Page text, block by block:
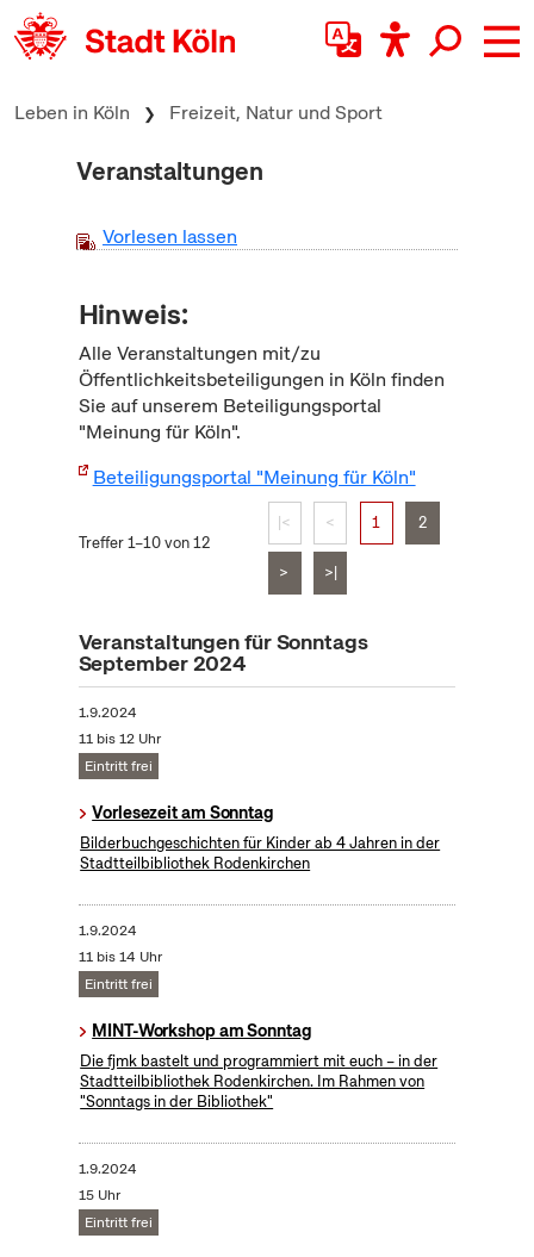
zum Inhalt springen
Leben in Köln Freizeit, Natur und Sport
Veranstaltungen
Vorlesen lassen
Hinweis:
Alle Veranstaltungen mit/zu
Öffentlichkeitsbeteiligungen in Köln finden
Sie auf unserem Beteiligungsportal
"Meinung für Köln".
Beteiligungsportal "Meinung für Köln"
Treffer 1–10 von 12
|< < 1 2
> >|
Veranstaltungen für Sonntags
September 2024
1.9.2024
11 bis 12 Uhr
Eintritt frei
Vorlesezeit am Sonntag
Bilderbuchgeschichten für Kinder ab 4 Jahren in der
Stadtteilbibliothek Rodenkirchen
1.9.2024
11 bis 14 Uhr
Eintritt frei
MINT-Workshop am Sonntag
Die fjmk bastelt und programmiert mit euch – in der
Stadtteilbibliothek Rodenkirchen. Im Rahmen von
"Sonntags in der Bibliothek"
1.9.2024
15 Uhr
Eintritt frei